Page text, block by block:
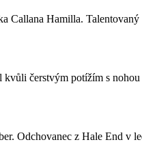
Callana Hamilla.
čerstvým potížím s
Odchovanec z Hale End v